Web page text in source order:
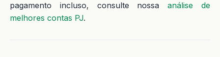
pagamento incluso, consulte nossaanálise de
melhores contas PJ.